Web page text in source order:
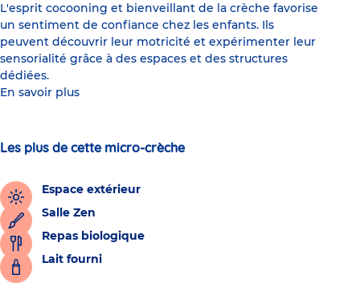
L'esprit cocooning et bienveillant de la crèche favorise
un sentiment de confiance chez les enfants. Ils
peuvent découvrir leur motricité et expérimenter leur
sensorialité grâce à des espaces et des structures
dédiées.
En savoir plus
Les plus de cette micro-crèche
Espace extérieur
Salle Zen
Repas biologique
Lait fourni